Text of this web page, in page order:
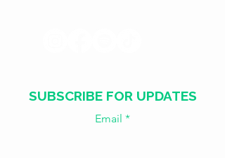
SUBSCRIBE FOR UPDATES
Email